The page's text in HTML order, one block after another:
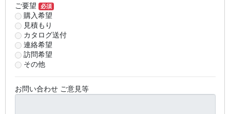
ご要望 必須
購入希望
見積もり
カタログ送付
連絡希望
訪問希望
その他
お問い合わせ ご意見等